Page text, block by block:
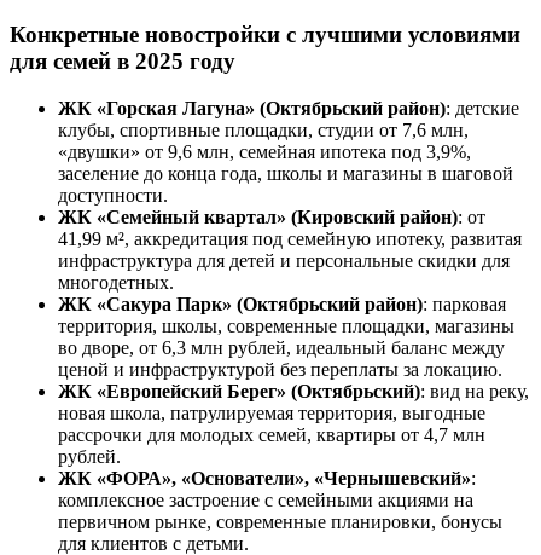
Конкретные новостройки с лучшими условиями
для семей в 2025 году
ЖК «Горская Лагуна» (Октябрьский район): детские
клубы, спортивные площадки, студии от 7,6 млн,
«двушки» от 9,6 млн, семейная ипотека под 3,9%,
заселение до конца года, школы и магазины в шаговой
доступности.
ЖК «Семейный квартал» (Кировский район): от
41,99 м², аккредитация под семейную ипотеку, развитая
инфраструктура для детей и персональные скидки для
многодетных.
ЖК «Сакура Парк» (Октябрьский район): парковая
территория, школы, современные площадки, магазины
во дворе, от 6,3 млн рублей, идеальный баланс между
ценой и инфраструктурой без переплаты за локацию.
ЖК «Европейский Берег» (Октябрьский): вид на реку,
новая школа, патрулируемая территория, выгодные
рассрочки для молодых семей, квартиры от 4,7 млн
рублей.
ЖК «ФОРА», «Основатели», «Чернышевский»:
комплексное застроение с семейными акциями на
первичном рынке, современные планировки, бонусы
для клиентов с детьми.